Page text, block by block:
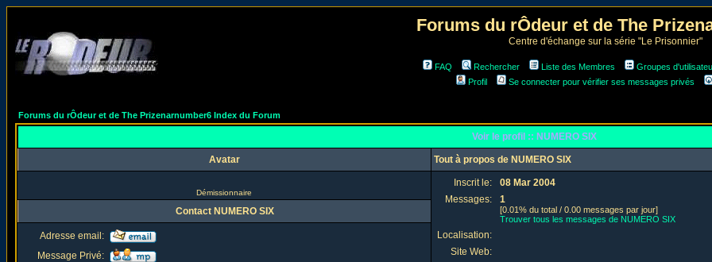
Forums du rÔdeur et de The
Centre d'échange sur la série "Le Prisonnier"
FAQ Rechercher Liste des Membres Groupes
Profil
Se connecter pour vérifier ses messages privés
Forums du rÔdeur et de The Prizenarnumber6 Index du Forum
Voir le profil :: NUMERO SIX
Avatar Tout à propos de NUMERO SIX
Démissionnaire
Inscrit le:
08 Mar 2004
Messages:
1
[0.01% du total / 0.00 messages par jour]
Trouver tous les messages de NUMERO SIX
Localisation:
Site Web:
Contact NUMERO SIX
Adresse email:
Message Privé: